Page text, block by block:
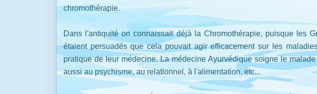
chromothérapie.
Dans l'antiquité on connaissait déjà la Chromothérapie, puisque les
étaient persuadés que cela pouvait agir efficacement sur les
pratique de leur médecine. La médecine Ayurvédique soigne le
aussi au psychisme, au relationnel, à l'alimentation, etc...